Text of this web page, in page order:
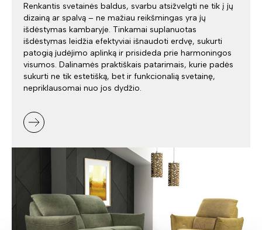
Renkantis svetainės baldus, svarbu atsižvelgti ne tik į jų
dizainą ar spalvą – ne mažiau reikšmingas yra jų
išdėstymas kambaryje. Tinkamai suplanuotas
išdėstymas leidžia efektyviai išnaudoti erdvę, sukurti
patogią judėjimo aplinką ir prisideda prie harmoningos
visumos. Dalinamės praktiškais patarimais, kurie padės
sukurti ne tik estetišką, bet ir funkcionalią svetainę,
nepriklausomai nuo jos dydžio.